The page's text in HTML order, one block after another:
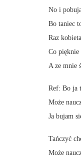
No i
Bo taniec
Raz
Co pięknie
A ze mnie
Ref: Bo ja
Może
Ja bujam
Tańczyć
Może